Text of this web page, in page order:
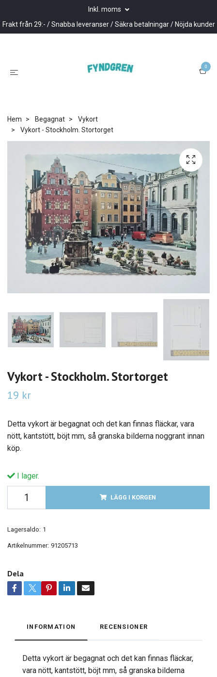
Inkl. moms
Frakt från 29:- / Snabba leveranser / Säkra betalningar / Nöjda kunder
0
Hem Begagnat
Vykort
Vykort - Stockholm. Stortorget
Vykort - Stockholm. Stortorget
19 kr
Detta vykort är begagnat och det kan finnas fläckar, vara
nött, kantstött, böjt mm, så granska bilderna noggrant innan
köp.
I lager.
LÄGG I KORGEN
Lagersaldo: 1
Artikelnummer: 91205713
Dela
INFORMATION RECENSIONER
Detta vykort är begagnat och det kan finnas fläckar,
vara nött, kantstött, böjt mm, så granska bilderna